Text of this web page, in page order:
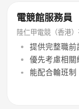
電競館服務員
陸仁甲電競（香港
提供完整職前
優先考慮相關
能配合輪班制